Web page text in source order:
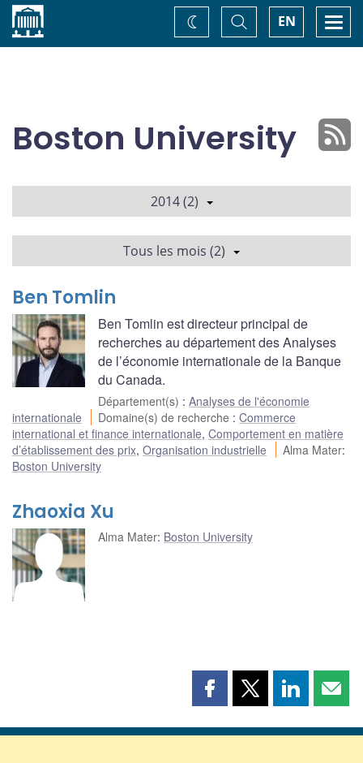
Accueil EN
Basculer
la
recherche
Changez
de
Boston University
2014 (2)
Tous les mois (2)
Ben Tomlin
Ben Tomlin est directeur principal de
recherches au département des Analyses
de l’économie internationale de la Banque
du Canada.
Département(s) : Analyses de l'économie
internationale
Domaine(s) de recherche :Commerce
international et finance internationale, Comportement en matière
d’établissement des prix, Organisation industrielle Alma Mater:
Boston University
Zhaoxia Xu
Alma Mater: Boston University
Partager
page
Partager
page
Partager
page page